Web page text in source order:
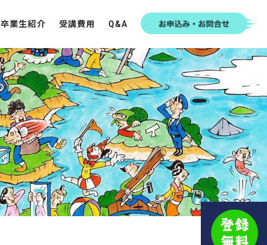
卒業生紹介 受講費用 Q&A